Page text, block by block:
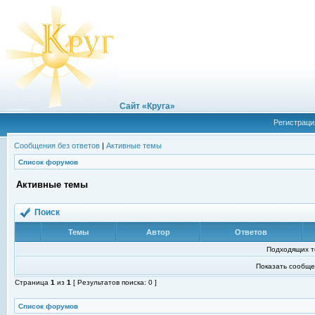
Сайт «Круга»
Сообщения без ответов | Активные темы
Список форумов
Активные темы
Поиск
Темы Автор Ответов
Подходящих
Показать
Страница 1 из 1 [ Результатов поиска: 0 ]
Список форумов